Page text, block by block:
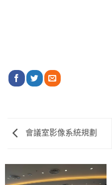
會議室影像系統規劃